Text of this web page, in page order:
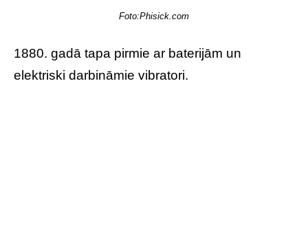
Foto:Phisick.com
1880. gadā tapa pirmie ar baterijām un
elektriski darbināmie vibratori.